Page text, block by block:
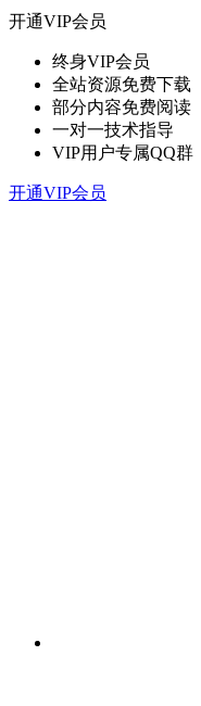
开通VIP会员
终身VIP会员
全站资源免费下载
部分内容免费阅读
一对一技术指导
VIP用户专属QQ群
开通VIP会员